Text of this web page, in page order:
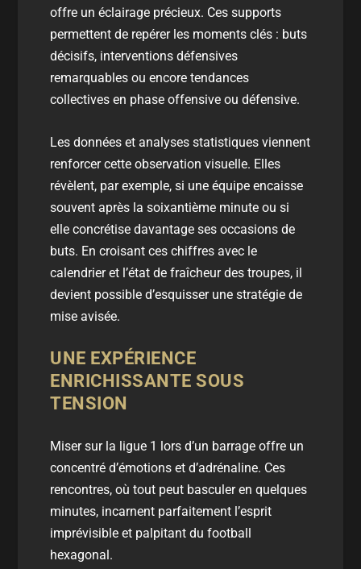
offre un éclairage précieux. Ces supports
permettent de repérer les moments clés : buts
décisifs, interventions défensives
remarquables ou encore tendances
collectives en phase offensive ou défensive.
Les données et analyses statistiques viennent
renforcer cette observation visuelle. Elles
révèlent, par exemple, si une équipe encaisse
souvent après la soixantième minute ou si
elle concrétise davantage ses occasions de
buts. En croisant ces chiffres avec le
calendrieret l’état de fraîcheur des troupes, il
devient possible d’esquisser une stratégie de
mise avisée.
UNE EXPÉRIENCE
ENRICHISSANTE SOUS
TENSION
Miser sur la ligue 1
lors d’un barrage offre un
concentré d’émotions et d’adrénaline. Ces
rencontres, où tout peut basculer en quelques
minutes, incarnent parfaitement l’esprit
imprévisible et palpitant du football
hexagonal.